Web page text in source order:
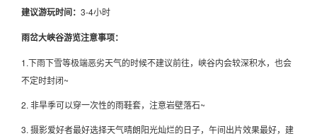
建议游玩时间： 3-4小时
雨岔大峡谷游览注意事项：
1.下雨下雪等极端恶劣天气的时候不建议前往，峡谷内会较深积水，也会
不定时封闭~
2. 非旱季可以穿一次性的雨鞋套，注意岩壁落石~
3. 摄影爱好者最好选择天气晴朗阳光灿烂的日子，午间出片效果最好，建